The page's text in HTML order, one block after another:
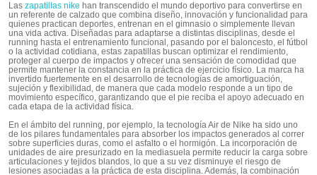
Las zapatillas nike han transcendido el mundo deportivo para convertirse en
un referente de calzado que combina diseño, innovación y funcionalidad para
quienes practican deportes, entrenan en el gimnasio o simplemente llevan
una vida activa. Diseñadas para adaptarse a distintas disciplinas, desde el
running hasta el entrenamiento funcional, pasando por el baloncesto, el fútbol
o la actividad cotidiana, estas zapatillas buscan optimizar el rendimiento,
proteger al cuerpo de impactos y ofrecer una sensación de comodidad que
permite mantener la constancia en la práctica de ejercicio físico. La marca ha
invertido fuertemente en el desarrollo de tecnologías de amortiguación,
sujeción y flexibilidad, de manera que cada modelo responde a un tipo de
movimiento específico, garantizando que el pie reciba el apoyo adecuado en
cada etapa de la actividad física.
En el ámbito del running, por ejemplo, la tecnología Air de Nike ha sido uno
de los pilares fundamentales para absorber los impactos generados al correr
sobre superficies duras, como el asfalto o el hormigón. La incorporación de
unidades de aire presurizado en la mediasuela permite reducir la carga sobre
articulaciones y tejidos blandos, lo que a su vez disminuye el riesgo de
lesiones asociadas a la práctica de esta disciplina. Además, la combinación